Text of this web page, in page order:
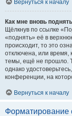
Вернуться к началу
Как мне вновь
Щёлкнув по ссылке
«поднять» её в
происходит, то это
отключена, или время,
темы, ещё не прошло.
однако
конференции, на
Вернуться к началу
Форматирование